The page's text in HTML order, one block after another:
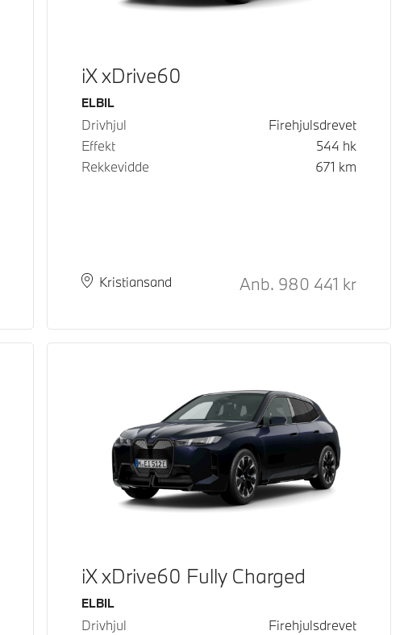
iX xDrive60
Drivstoff
ELBIL
Drivhjul
Firehjulsdrevet
Effekt
544 hk
Rekkevidde
671 km
PlassKristiansand
Leveringstid Kontantpris
Anb. 980 441 kr
iX xDrive60 Fully Charged
Drivstoff
ELBIL
Drivhjul
Firehjulsdrevet